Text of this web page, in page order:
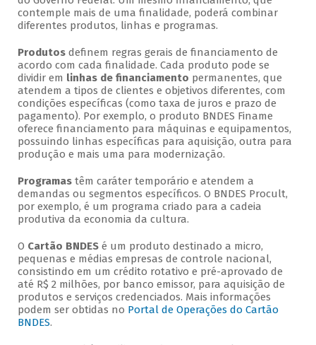
contemple mais de uma finalidade, poderá combinar
diferentes produtos, linhas e programas.
Produtosdefinem regras gerais de financiamento de
acordo com cada finalidade. Cada produto pode se
dividir em linhas de financiamento permanentes, que
atendem a tipos de clientes e objetivos diferentes, com
condições específicas (como taxa de juros e prazo de
pagamento). Por exemplo, o produto BNDES Finame
oferece financiamento para máquinas e equipamentos,
possuindo linhas específicas para aquisição, outra para
produção e mais uma para modernização.
Programas têm caráter temporário e atendem a
demandas ou segmentos específicos. O BNDES Procult,
por exemplo, é um programa criado para a cadeia
produtiva da economia da cultura.
O Cartão BNDESé um produto destinado a micro,
pequenas e médias empresas de controle nacional,
consistindo em um crédito rotativo e pré-aprovado de
até R$ 2 milhões, por banco emissor, para aquisição de
produtos e serviços credenciados. Mais informações
podem ser obtidas no Portal de Operações do Cartão
BNDES.